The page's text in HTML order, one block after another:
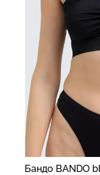
Бандо BANDO